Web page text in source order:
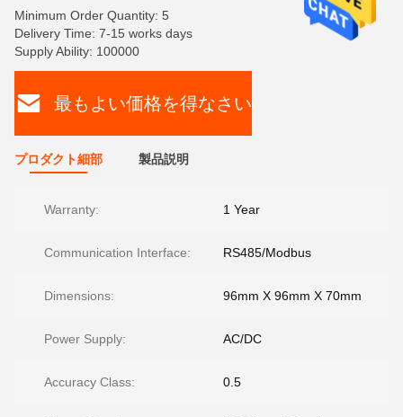
Minimum Order Quantity: 5
Delivery Time: 7-15 works days
Supply Ability: 100000
最もよい価格を得なさい
プロダクト細部 製品説明
Warranty: 1 Year
Communication Interface: RS485/Modbus
Dimensions: 96mm X 96mm X 70mm
Power Supply: AC/DC
Accuracy Class: 0.5